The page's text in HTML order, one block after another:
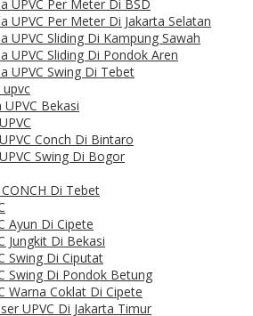
UPVC Per Meter Di BSD
UPVC Per Meter Di Jakarta Selatan
UPVC Sliding Di Kampung Sawah
UPVC Sliding Di Pondok Aren
UPVC Swing Di Tebet
upvc
Bekasi
Conch Di Bintaro
Swing Di Bogor
Di Tebet
Ayun Di Cipete
Jungkit Di Bekasi
Swing Di Ciputat
Swing Di Pondok Betung
Warna Coklat Di Cipete
UPVC Di Jakarta Timur